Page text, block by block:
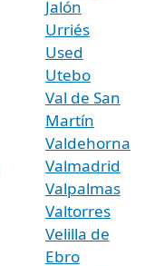
Jalón
Urriés
Used
Utebo
Val de San
Martín
Valdehorna
Valmadrid
Valpalmas
Valtorres
Velilla de
Ebro